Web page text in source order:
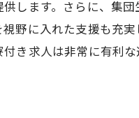
します。さらに、集
野に入れた支援も充
き求人は非常に有利な